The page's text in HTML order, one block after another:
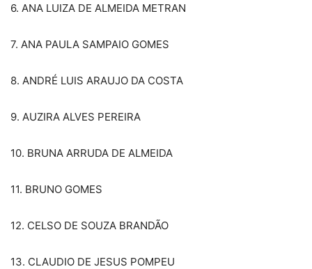
6. ANA LUIZA DE ALMEIDA METRAN
7. ANA PAULA SAMPAIO GOMES
8. ANDRÉ LUIS ARAUJO DA COSTA
9. AUZIRA ALVES PEREIRA
10. BRUNA ARRUDA DE ALMEIDA
11. BRUNO GOMES
12. CELSO DE SOUZA BRANDÃO
13. CLAUDIO DE JESUS POMPEU